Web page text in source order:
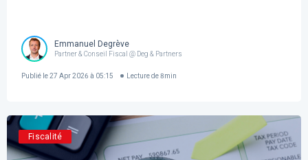
Emmanuel Degrève
Partner & Conseil Fiscal @ Deg & Partners
Publié le27 Apr 2026 à 05:15 Lecture de 8min
Fiscalité